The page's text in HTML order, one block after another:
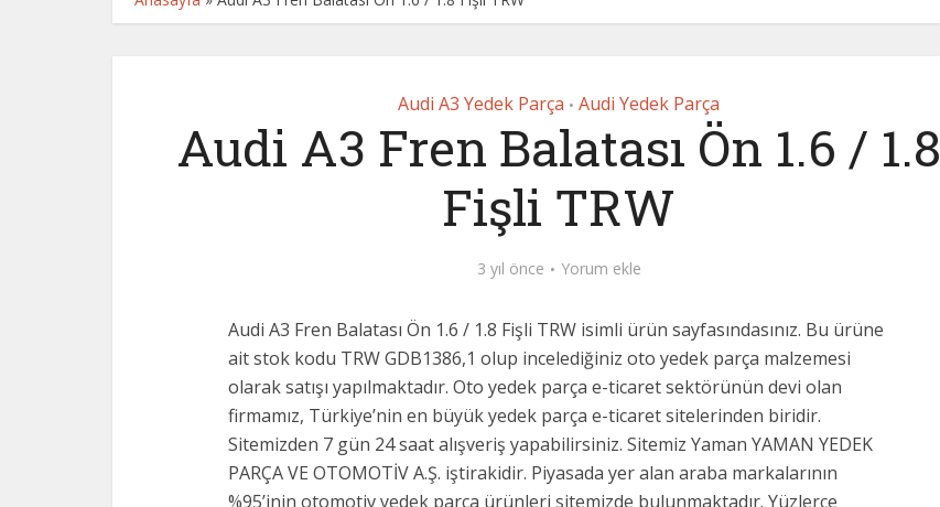
Audi A3 Yedek Parça • Audi Yedek Parça
Audi A3 Fren Balatası Ön 1.6 / 1.8
Fişli TRW
3 yıl önce Yorum ekle
Audi A3 Fren Balatası Ön 1.6 / 1.8 Fişli TRW isimli ürün sayfasındasınız. Bu ürüne
ait stok kodu TRW GDB1386,1 olup incelediğiniz oto yedek parça malzemesi
olarak satışı yapılmaktadır. Oto yedek parça e-ticaret sektörünün devi olan
firmamız, Türkiye’nin en büyük yedek parça e-ticaret sitelerinden biridir.
Sitemizden 7 gün 24 saat alışveriş yapabilirsiniz. Sitemiz Yaman YAMAN YEDEK
PARÇA VE OTOMOTİV A.Ş. iştirakidir. Piyasada yer alan araba markalarının
%95’inin otomotiv yedek parça ürünleri sitemizde bulunmaktadır. Yüzlerce